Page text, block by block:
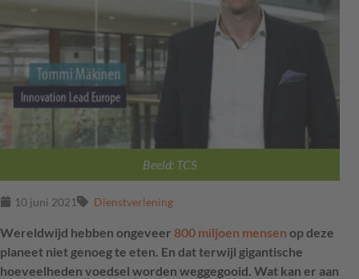
Beeld: TCS
10 juni 2021 Dienstverlening
Wereldwijd hebben ongeveer 800 miljoen mensen op deze
planeet niet genoeg te eten. En dat terwijl gigantische
hoeveelheden voedsel worden weggegooid. Wat kan er aan